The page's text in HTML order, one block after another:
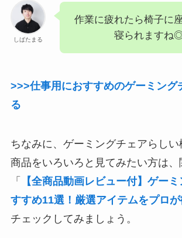
しばたまる
作業に疲れたら椅子に
寝られますね
>>>仕事用におすすめのゲーミング
る
ちなみに、ゲーミングチェアらしい
商品をいろいろと見てみたい方は、
「
【全商品動画レビュー付】ゲー
すすめ11選！厳選アイテムをプロ
チェックしてみましょう。